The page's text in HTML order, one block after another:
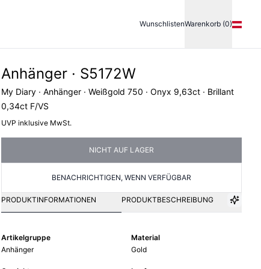
WunschlistenWarenkorb (0)
Anhänger · S5172W
My Diary · Anhänger · Weißgold 750 · Onyx 9,63ct · Brillant
0,34ct F/VS
UVP inklusive MwSt.
NICHT AUF LAGER
BENACHRICHTIGEN, WENN VERFÜGBAR
PRODUKTINFORMATIONEN PRODUKTBESCHREIBUNG
Artikelgruppe
Anhänger
Material
Gold